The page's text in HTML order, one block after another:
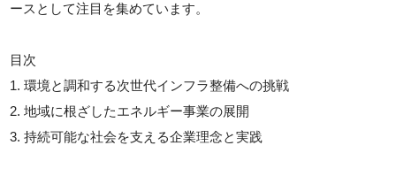
ースとして注目を集めています。
目次
1. 環境と調和する次世代インフラ整備への挑戦
2. 地域に根ざしたエネルギー事業の展開
3. 持続可能な社会を支える企業理念と実践